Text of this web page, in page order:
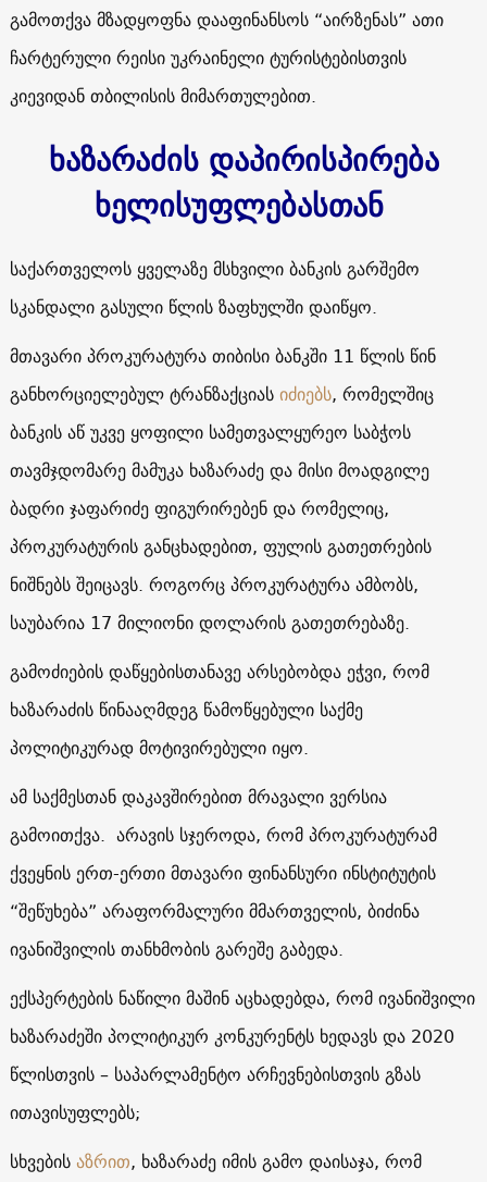
გამოთქვა მზადყოფნა დააფინანსოს “აირზენას” ათი
ჩარტერული რეისი უკრაინელი ტურისტებისთვის
კიევიდან თბილისის მიმართულებით.
ხაზარაძის დაპირისპირება
ხელისუფლებასთან
საქართველოს ყველაზე მსხვილი ბანკის გარშემო
სკანდალი გასული წლის ზაფხულში დაიწყო.
მთავარი პროკურატურა თიბისი ბანკში 11 წლის წინ
განხორციელებულ ტრანზაქციასიძიებს, რომელშიც
ბანკის აწ უკვე ყოფილი სამეთვალყურეო საბჭოს
თავმჯდომარე მამუკა ხაზარაძე და მისი მოადგილე
ბადრი ჯაფარიძე ფიგურირებენ და რომელიც,
პროკურატურის განცხადებით, ფულის გათეთრების
ნიშნებს შეიცავს. როგორც პროკურატურა ამბობს,
საუბარია 17 მილიონი დოლარის გათეთრებაზე.
გამოძიების დაწყებისთანავე არსებობდა ეჭვი, რომ
ხაზარაძის წინააღმდეგ წამოწყებული საქმე
პოლიტიკურად მოტივირებული იყო.
ამ საქმესთან დაკავშირებით მრავალი ვერსია
გამოითქვა. არავის სჯეროდა, რომ პროკურატურამ
ქვეყნის ერთ-ერთი მთავარი ფინანსური ინსტიტუტის
“შეწუხება” არაფორმალური მმართველის, ბიძინა
ივანიშვილის თანხმობის გარეშე გაბედა.
ექსპერტების ნაწილი მაშინ აცხადებდა, რომ ივანიშვილი
ხაზარაძეში პოლიტიკურ კონკურენტს ხედავს და 2020
წლისთვის – საპარლამენტო არჩევნებისთვის გზას
ითავისუფლებს;
სხვებისაზრით, ხაზარაძე იმის გამო დაისაჯა, რომ